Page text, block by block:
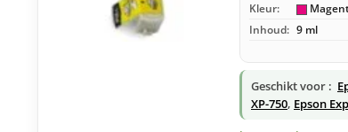
Kleur:
Inhoud: 9 ml
Geschikt voor :
XP-750, Epson